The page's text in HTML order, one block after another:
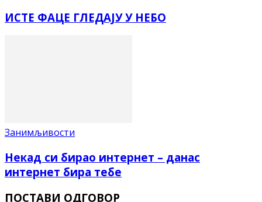
ИСТЕ ФАЦЕ ГЛЕДАЈУ У НЕБО
Занимљивости
Некад си бирао интернет – данас
интернет бира тебе
ПОСТАВИ ОДГОВОР